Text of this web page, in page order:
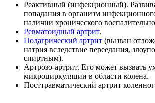
Реактивный (инфекционный).
попадания в организм
наличии хронического
Ревматоидный артрит.
Подагрический артрит (вызван
натрия вследствие переедания,
спиртным).
Артрозо-артрит. Его может вызвать
микроциркуляции в области колена.
Посттравматический артрит